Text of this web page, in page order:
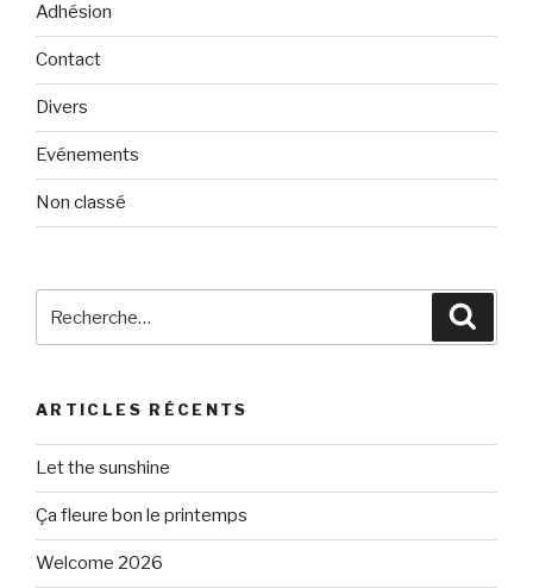
Adhésion
Contact
Divers
Evénements
Non classé
ARTICLES RÉCENTS
Let the sunshine
Ça fleure bon le printemps
Welcome 2026